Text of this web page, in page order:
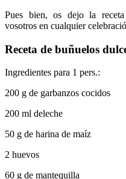
Pues bien, os dejo la
vosotros en cualquier
Receta de buñuelos
Ingredientes para 1 pers.:
200 g de garbanzos cocidos
200 ml deleche
50 g de harina de maíz
2 huevos
60 g de mantequilla